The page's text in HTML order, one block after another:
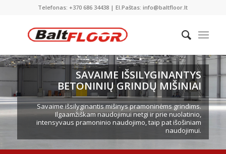
Telefonas: +370 686 34438 | El.Paštas: info@baltfloor.lt
SAVAIME IŠSILYGINANTYS
BETONINIŲ GRINDŲ MIŠINIAI
Savaime išsilyginantis mišinys pramoninėms grindims.
Ilgaamžiškam naudojimui netgi ir prie nuolatinio,
intensyvaus pramoninio naudojimo, taip pat išošiniam
naudojimui.